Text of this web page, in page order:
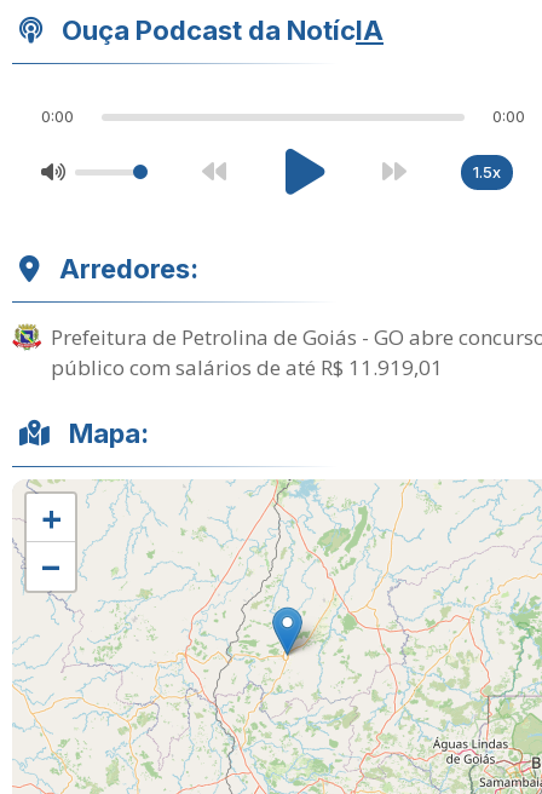
Ouça Podcast da NotícIA
0:00 0:00
1.5x
Arredores:
Prefeitura de Petrolina de Goiás - GO abre
público com salários de até R$ 11.919,01
Mapa:
+
−